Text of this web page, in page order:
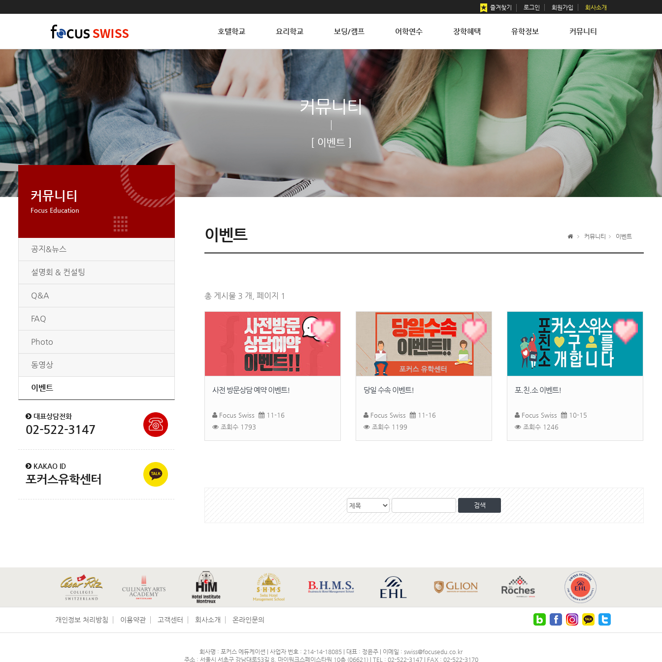
즐겨찾기 로그인 회원가입 회사소개
호텔학교 요리학교 보딩/캠프 어학연수 장학혜택 유학정보 커뮤니티
커뮤니티
[ 이벤트 ]
커뮤니티
Focus Education
공지&뉴스
설명회 & 컨설팅
Q&A
FAQ
Photo
동영상
이벤트
대표상담전화
02-522-3147
KAKAO ID
포커스유학센터
이벤트 커뮤니티 이벤트
총 게시물 3 개, 페이지 1
사전 방문상담 예약 이벤트!
Focus Swiss
11-16
조회수 1793
당일 수속 이벤트!
Focus Swiss
11-16
조회수 1199
포.친.소 이벤트!
Focus Swiss
10-15
조회수 1246
검
색
색
개인정보 처리방침 이용약관 고객센터 회사소개 온라인문의
회사명 : 포커스 에듀케이션 | 사업자 번호 : 214-14-18085 | 대표 : 정윤주 | 이메일 : swiss@focusedu.co.kr
주소 : 서울시 서초구 강남대로53길 8, 마이워크스페이스타워 10층 (06621) | TEL : 02-522-3147 | FAX : 02-522-3170